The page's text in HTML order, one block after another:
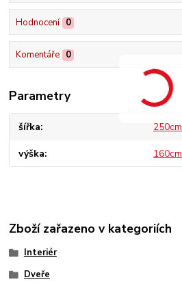
Hodnocení 0
Komentáře 0
Parametry
šířka 250cm
výška 160cm
Zboží zařazeno v kategoriích
Interiér
Dveře